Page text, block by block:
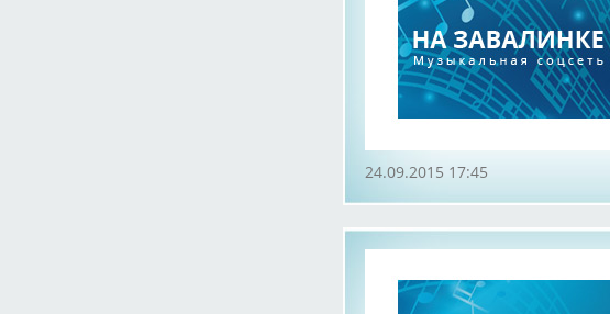
24.09.2015 17:45